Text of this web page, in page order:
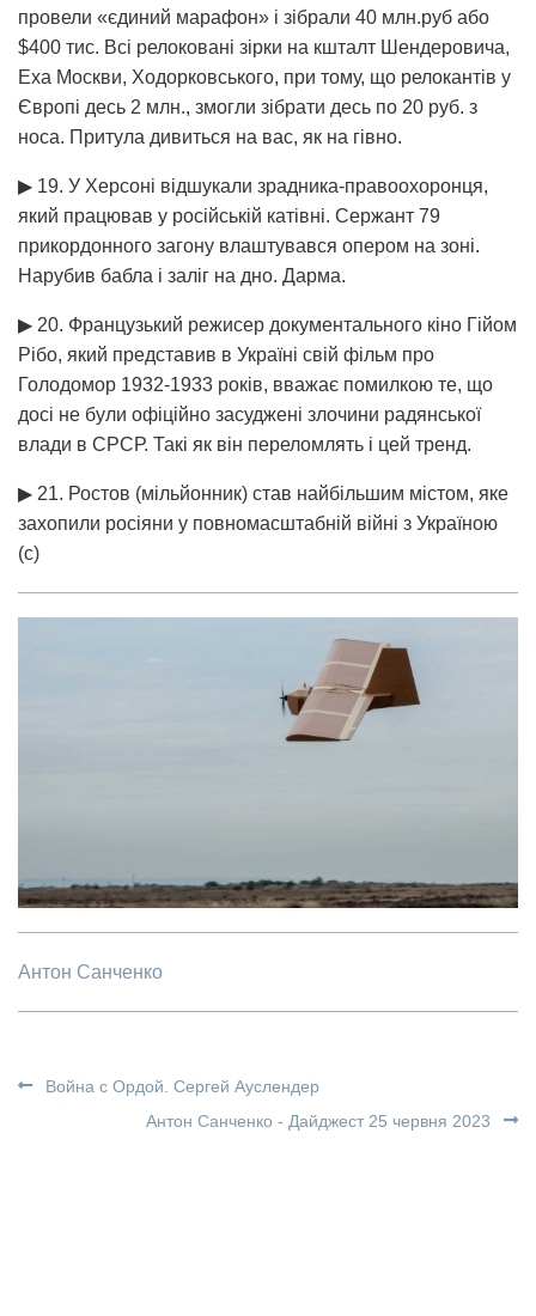
провели «єдиний марафон» і зібрали 40 млн.руб або
$400 тис. Всі релоковані зірки на кшталт Шендеровича,
Еха Москви, Ходорковського, при тому, що релокантів у
Європі десь 2 млн., змогли зібрати десь по 20 руб. з
носа. Притула дивиться на вас, як на гівно.
▶ 19. У Херсоні відшукали зрадника-правоохоронця,
який працював у російській катівні. Сержант 79
прикордонного загону влаштувався опером на зоні.
Нарубив бабла і заліг на дно. Дарма.
▶ 20. Французький режисер документального кіно Гійом
Рібо, який представив в Україні свій фільм про
Голодомор 1932-1933 років, вважає помилкою те, що
досі не були офіційно засуджені злочини радянської
влади в СРСР. Такі як він переломлять і цей тренд.
▶ 21. Ростов (мільйонник) став найбільшим містом, яке
захопили росіяни у повномасштабній війні з Україною
(с)
Антон Санченко
Война с Ордой. Сергей Ауслендер
Антон Санченко - Дайджест 25 червня 2023